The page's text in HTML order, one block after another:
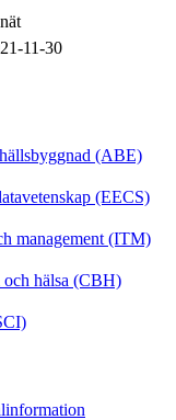
11-30
(ABE)
(EECS)
management (ITM)
hälsa (CBH)